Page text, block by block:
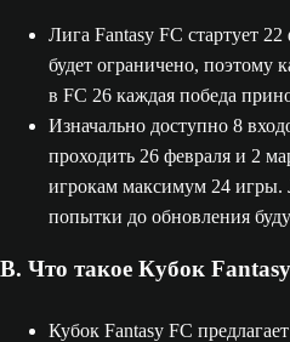
Лига Fantasy FC стартует
будет ограничено, поэтому
в FC 26 каждая победа
Изначально доступно 8
проходить 26 февраля и 2
игрокам максимум 24
попытки до обновления
В. Что такое Кубок
Кубок Fantasy FC